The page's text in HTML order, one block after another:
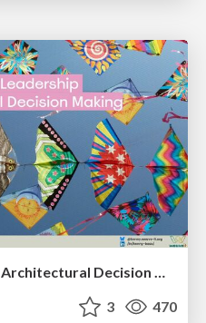
Technical Leadership for Architectural Decision Making
3 470